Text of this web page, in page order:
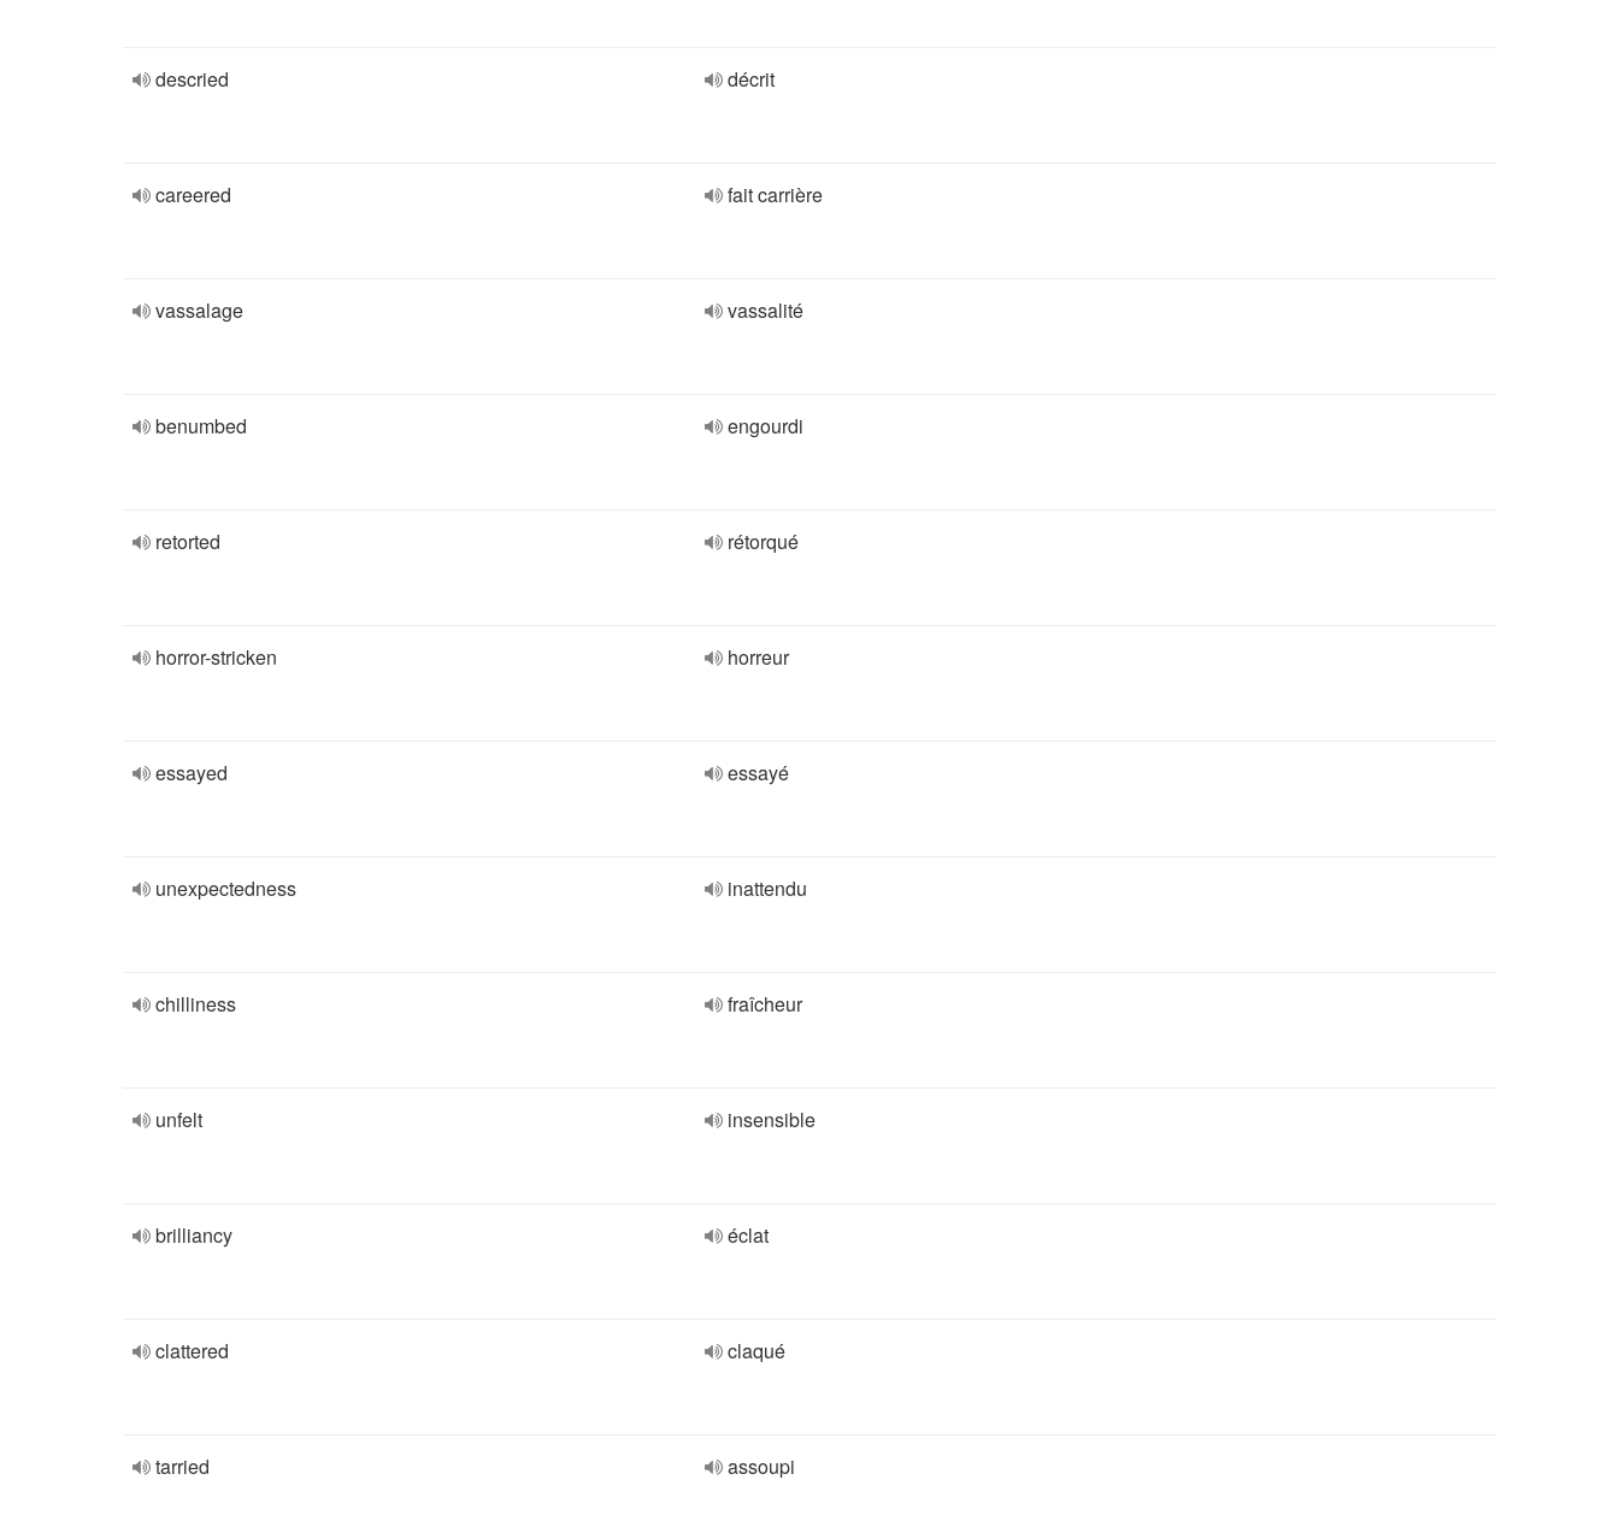
descried décrit
careered fait carrière
vassalage vassalité
benumbed engourdi
retorted rétorqué
horror-stricken horreur
essayed essayé
unexpectedness inattendu
chilliness fraîcheur
unfelt insensible
brilliancy éclat
clattered claqué
tarried assoupi